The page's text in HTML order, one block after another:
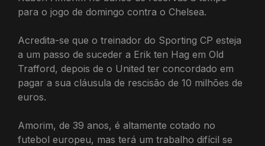
para o jogo de domingo contra o Chelsea.
Acredita-se que o treinador do Sporting CP esteja
a um passo de suceder a Erik ten Hag em Old
Trafford, depois de o United ter concordado em
pagar a sua cláusula de rescisão de 10 milhões de
euros.
Amorim, de 39 anos, é altamente cotado no
futebol europeu, mas terá um trabalho difícil se